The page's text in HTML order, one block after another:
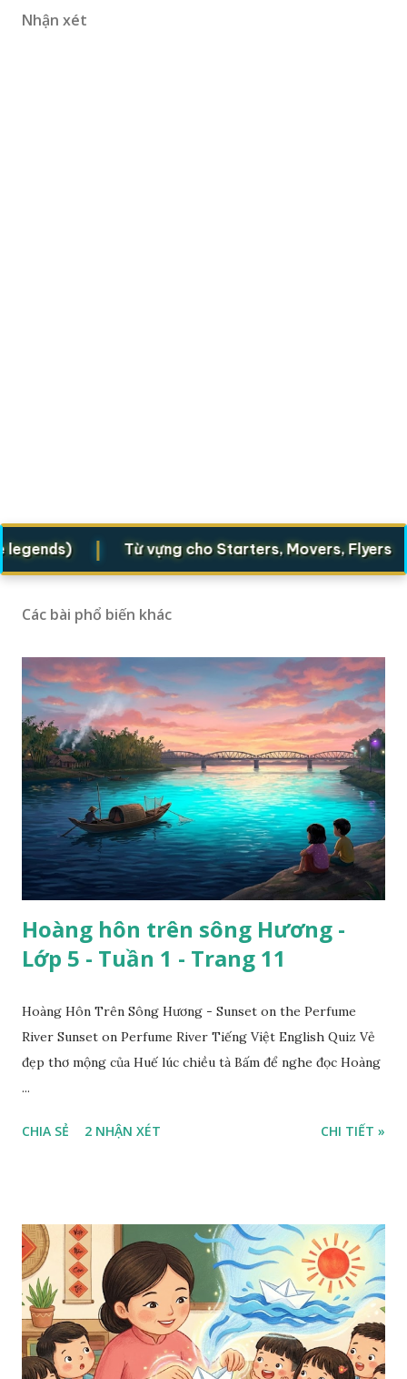
Nhận xét
| Từ vựng cho Starters, Movers, Flyers |
Các bài phổ biến khác
Hoàng hôn trên sông Hương -
Lớp 5 - Tuần 1 - Trang 11
Hoàng Hôn Trên Sông Hương - Sunset on the Perfume
River Sunset on Perfume River Tiếng Việt English Quiz Vẻ
đẹp thơ mộng của Huế lúc chiều tà Bấm để nghe đọc Hoàng
...
CHIA SẺ 2 NHẬN XÉT CHI TIẾT »